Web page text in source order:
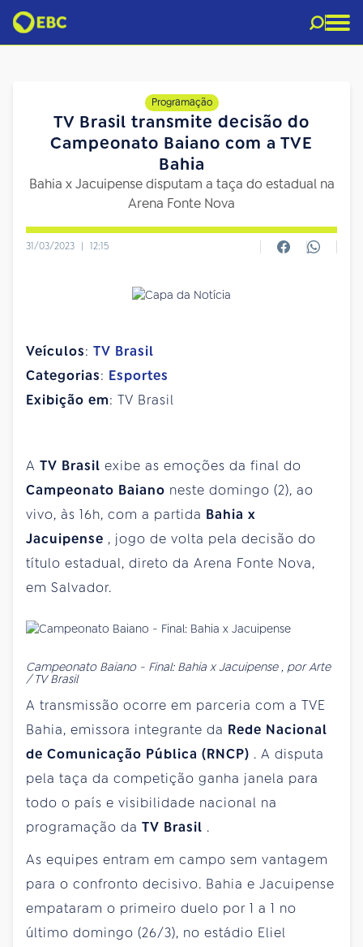
Programação
TV Brasil transmite decisão do
Campeonato Baiano com a TVE
Bahia
Bahia x Jacuipense disputam a taça do estadual na
Arena Fonte Nova
31/03/2023 | 12:15
Veículos: TV Brasil
Categorias: Esportes
Exibição em: TV Brasil
A TV Brasil exibe as emoções da final do
Campeonato Baiano neste domingo (2), ao
vivo, às 16h, com a partida Bahia x
Jacuipense , jogo de volta pela decisão do
título estadual, direto da Arena Fonte Nova,
em Salvador.
Campeonato Baiano - Final: Bahia x Jacuipense , por Arte
/ TV Brasil
A transmissão ocorre em parceria com a TVE
Bahia, emissora integrante da Rede Nacional
de Comunicação Pública (RNCP) . A disputa
pela taça da competição ganha janela para
todo o país e visibilidade nacional na
programação da TV Brasil .
As equipes entram em campo sem vantagem
para o confronto decisivo. Bahia e Jacuipense
empataram o primeiro duelo por 1 a 1 no
último domingo (26/3), no estádio Eliel